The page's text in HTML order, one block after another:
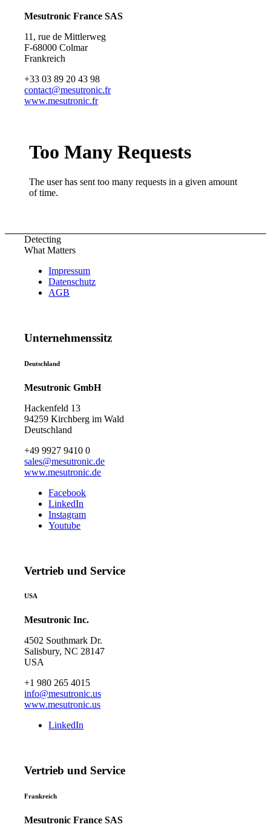
Mesutronic France SAS
11, rue de Mittlerweg
F-68000 Colmar
Frankreich
+33 03 89 20 43 98
contact@mesutronic.fr
www.mesutronic.fr
Detecting
What Matters
Impressum
Datenschutz
AGB
Unternehmenssitz
Deutschland
Mesutronic GmbH
Hackenfeld 13
94259 Kirchberg im Wald
Deutschland
+49 9927 9410 0
sales@mesutronic.de
www.mesutronic.de
Facebook
LinkedIn
Instagram
Youtube
Vertrieb und Service
USA
Mesutronic Inc.
4502 Southmark Dr.
Salisbury, NC 28147
USA
+1 980 265 4015
info@mesutronic.us
www.mesutronic.us
LinkedIn
Vertrieb und Service
Frankreich
Mesutronic France SAS